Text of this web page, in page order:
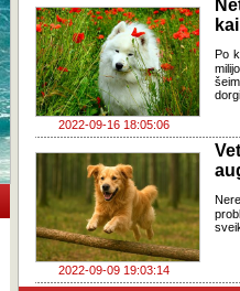
2022-09-16 18:05:06
Po
2022-09-09 19:03:14